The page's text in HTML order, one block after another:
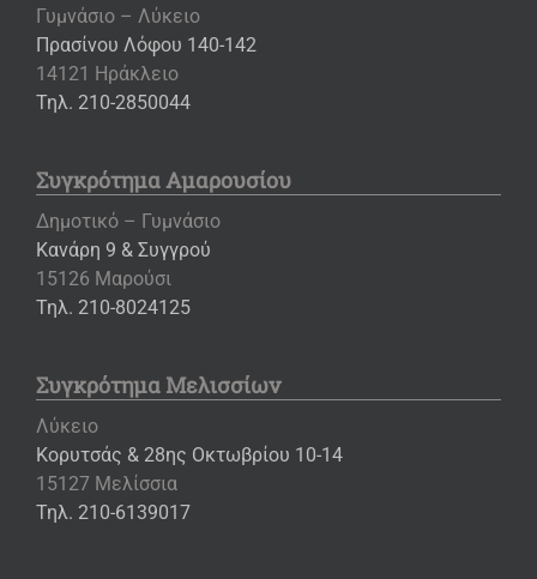
Γυμνάσιο – Λύκειο
Πρασίνου Λόφου 140-142
14121 Ηράκλειο
Τηλ. 210-2850044
Συγκρότημα Αμαρουσίου
Δημοτικό – Γυμνάσιο
Κανάρη 9 & Συγγρού
15126 Μαρούσι
Τηλ. 210-8024125
Συγκρότημα Μελισσίων
Λύκειο
Κορυτσάς & 28ης Οκτωβρίου 10-14
15127 Μελίσσια
Τηλ. 210-6139017